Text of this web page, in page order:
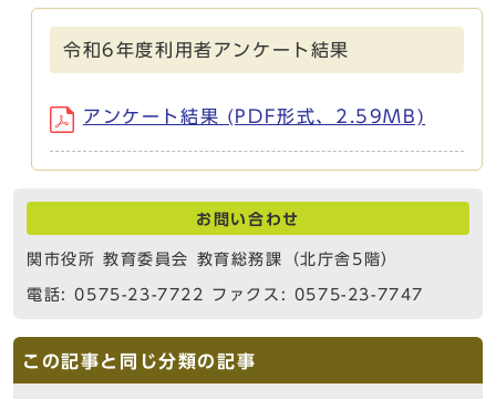
令和6年度利用者アンケート結果
アンケート結果 (PDF形式、2.59MB)
お問い合わせ
関市役所 教育委員会 教育総務課（北庁舎5階）
電話: 0575-23-7722 ファクス: 0575-23-7747
この記事と同じ分類の記事